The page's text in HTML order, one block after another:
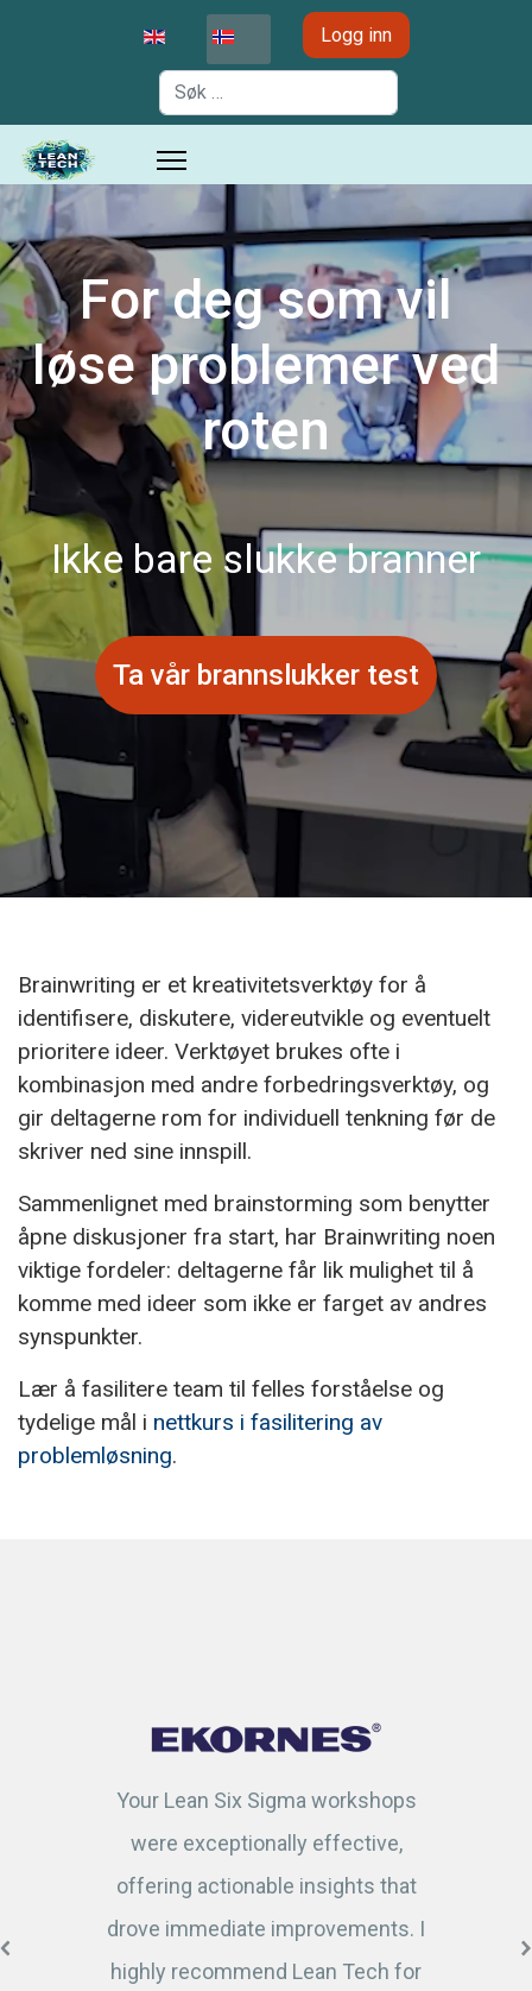
Logg inn
Søk
For deg som vil
løse problemer ved
roten
Ikke bare slukke branner
Ta vår brannslukker test
Brainwriting er et kreativitetsverktøy for å
identifisere, diskutere, videreutvikle og eventuelt
prioritere ideer. Verktøyet brukes ofte i
kombinasjon med andre forbedringsverktøy, og
gir deltagerne rom for individuell tenkning før de
skriver ned sine innspill.
Sammenlignet med brainstorming som benytter
åpne diskusjoner fra start, har Brainwriting noen
viktige fordeler: deltagerne får lik mulighet til å
komme med ideer som ikke er farget av andres
synspunkter.
Lær å fasilitere team til felles forståelse og
tydelige mål i nettkurs i fasilitering av
problemløsning.
Your Lean Six Sigma workshops
were exceptionally effective,
offering actionable insights that
drove immediate improvements. I
highly recommend Lean Tech for